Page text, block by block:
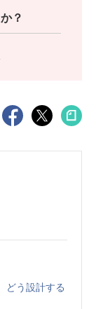
？
どう設計する